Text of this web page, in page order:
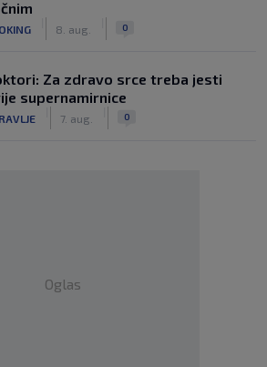
8. aug. 0
Za zdravo srce treba jesti
supernamirnice
7. aug. 0
Oglas